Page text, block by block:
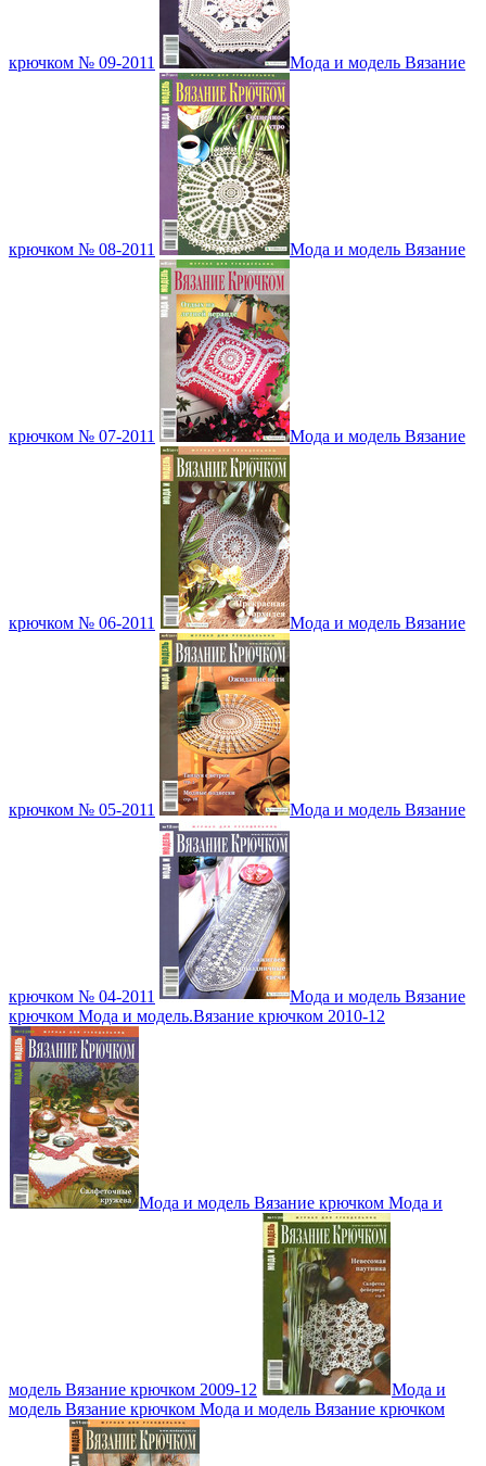
крючком № 09-2011 Мода и модель Вязание
крючком № 08-2011 Мода и модель Вязание
крючком № 07-2011 Мода и модель Вязание
крючком № 06-2011 Мода и модель Вязание
крючком № 05-2011 Мода и модель Вязание
крючком № 04-2011
Мода и модель Вязание
крючком Мода и модель.Вязание крючком 2010-12
Мода и модель Вязание крючком Мода и
модель Вязание крючком 2009-12
Мода и
модель Вязание крючком Мода и модель Вязание крючком